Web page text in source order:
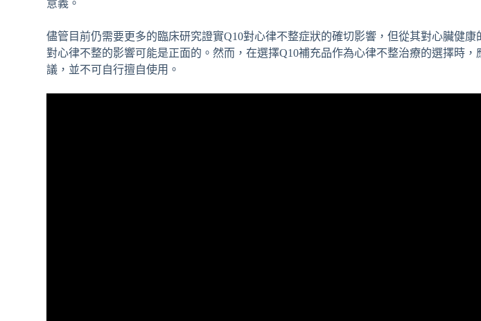
意義。
儘管目前仍需要更多的臨床研究證實Q10對心律不整症狀的確切影響，但從其對心臟健康
對心律不整的影響可能是正面的。然而，在選擇Q10補充品作為心律不整治療的選擇時，
議，並不可自行擅自使用。